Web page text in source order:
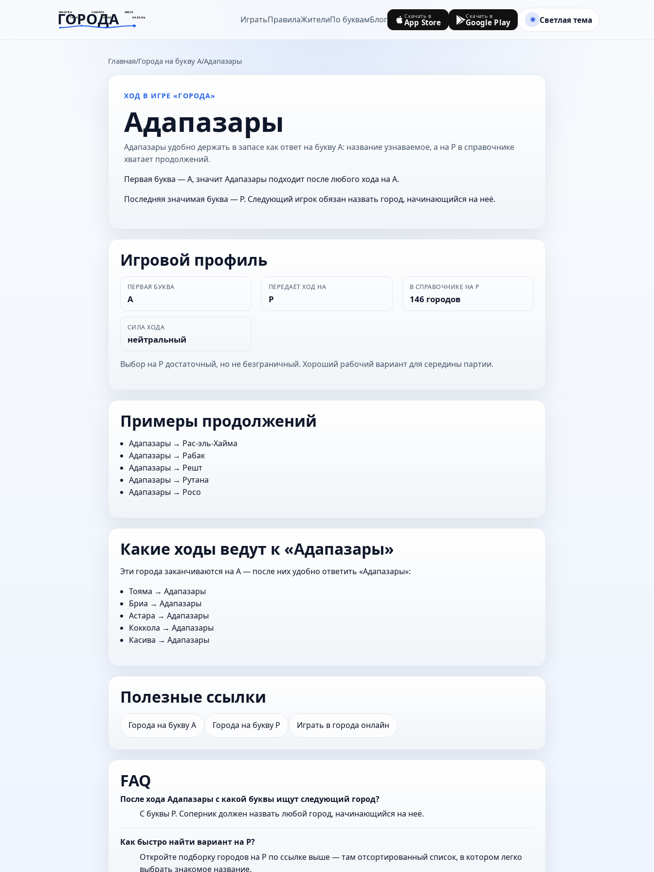
МОСКВА САМАРА ОМСК
ТУЛА СОЧИ КАЗАНЬ
ГОРОДА
goroda-na.ru ИгратьПравилаЖителиПо буквамБлог Скачать в
App Store
Скачать в
Google Play Светлая тема
Главная Города на букву А Адапазары
ХОД В ИГРЕ «ГОРОДА»
Адапазары
Адапазары удобно держать в запасе как ответ на букву А: название узнаваемое, а на Р в справочнике
хватает продолжений.
Первая буква — А, значит Адапазары подходит после любого хода на А.
Последняя значимая буква — Р. Следующий игрок обязан назвать город, начинающийся на неё.
Игровой профиль
ПЕРВАЯ БУКВА
А
ПЕРЕДАЁТ ХОД НА
Р
В СПРАВОЧНИКЕ НА Р
146 городов
СИЛА ХОДА
нейтральный
Выбор на Р достаточный, но не безграничный. Хороший рабочий вариант для середины партии.
Примеры продолжений
Адапазары → Рас-эль-Хайма
Адапазары → Рабак
Адапазары → Решт
Адапазары → Рутана
Адапазары → Росо
Какие ходы ведут к «Адапазары»
Эти города заканчиваются на А — после них удобно ответить «Адапазары»:
Тояма → Адапазары
Бриа → Адапазары
Астара → Адапазары
Коккола → Адапазары
Касива → Адапазары
Полезные ссылки
Города на букву А Города на букву Р Играть в города онлайн
FAQ
После хода Адапазары с какой буквы ищут следующий город?
С буквы Р. Соперник должен назвать любой город, начинающийся на неё.
Как быстро найти вариант на Р?
Откройте подборку городов на Р по ссылке выше — там отсортированный список, в котором легко
выбрать знакомое название.